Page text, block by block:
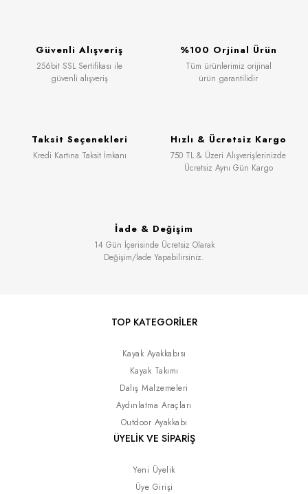
Güvenli Alışveriş
256bit SSL Sertifikası ile
güvenli alışveriş
%100 Orjinal Ürün
Tüm ürünlerimiz orijinal
ürün garantilidir
Taksit Seçenekleri
Kredi Kartına Taksit İmkanı
Hızlı & Ücretsiz Kargo
750 TL & Üzeri Alışverişlerinizde
Ücretsiz Aynı Gün Kargo
İade & Değişim
14 Gün İçerisinde Ücretsiz Olarak
Değişim/İade Yapabilirsiniz.
TOP KATEGORİLER
Kayak Ayakkabısı
Kayak Takımı
Dalış Malzemeleri
Aydınlatma Araçları
Outdoor Ayakkabı
ÜYELİK VE SİPARİŞ
Yeni Üyelik
Üye Girişi